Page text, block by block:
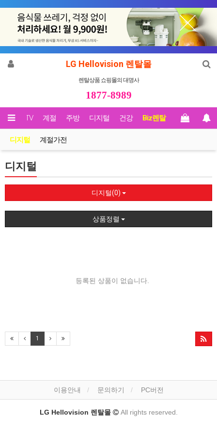
LG Hellovision 렌탈몰
렌탈상품 쇼핑몰의 대명사
1877-8989
영상/TV 계절 주방 디지털 건강 Biz렌탈
디지털 계절가전
디지털
디지털(0)
상품정렬
등록된 상품이 없습니다.
1
이용안내 문의하기 PC버전
LG Hellovision 렌탈몰 All rights reserved.